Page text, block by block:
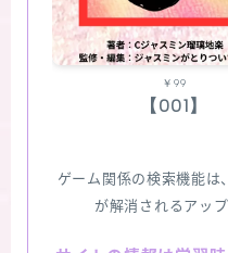
￥99
【001】
ゲーム関係の検索機能は
が解消されるアッ